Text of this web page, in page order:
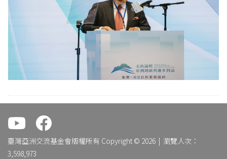
臺灣亞洲交流基金會版權所有 Copyright © 2026 | 瀏覽人次：
3,598,973